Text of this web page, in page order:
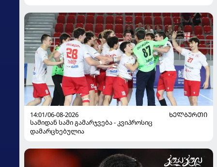
14:01/06-08-2026
ᲮᲔᲚᲑᲣᲠᲗᲘ
სამიდან სამი გამარჯვება - კვიპროსიც
დამარცხებულია